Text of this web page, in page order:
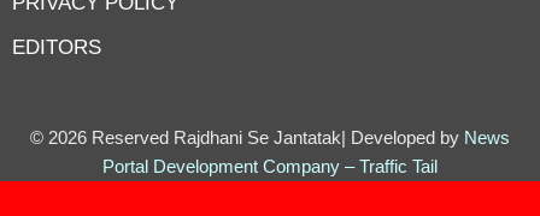
EDITORS
© 2026 Reserved Rajdhani Se Jantatak| Developed by News
Portal Development Company –Traffic Tail